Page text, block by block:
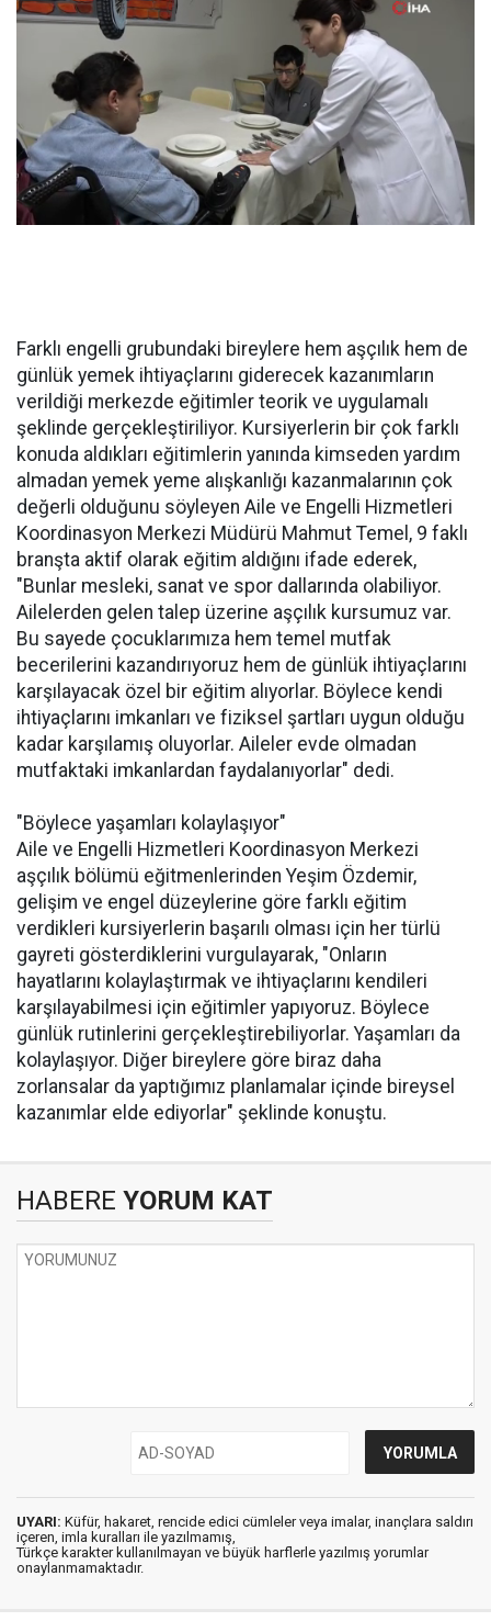
Farklı engelli grubundaki bireylere hem aşçılık hem de
günlük yemek ihtiyaçlarını giderecek kazanımların
verildiği merkezde eğitimler teorik ve uygulamalı
şeklinde gerçekleştiriliyor. Kursiyerlerin bir çok farklı
konuda aldıkları eğitimlerin yanında kimseden yardım
almadan yemek yeme alışkanlığı kazanmalarının çok
değerli olduğunu söyleyen Aile ve Engelli Hizmetleri
Koordinasyon Merkezi Müdürü Mahmut Temel, 9 faklı
branşta aktif olarak eğitim aldığını ifade ederek,
"Bunlar mesleki, sanat ve spor dallarında olabiliyor.
Ailelerden gelen talep üzerine aşçılık kursumuz var.
Bu sayede çocuklarımıza hem temel mutfak
becerilerini kazandırıyoruz hem de günlük ihtiyaçlarını
karşılayacak özel bir eğitim alıyorlar. Böylece kendi
ihtiyaçlarını imkanları ve fiziksel şartları uygun olduğu
kadar karşılamış oluyorlar. Aileler evde olmadan
mutfaktaki imkanlardan faydalanıyorlar" dedi.
"Böylece yaşamları kolaylaşıyor"
Aile ve Engelli Hizmetleri Koordinasyon Merkezi
aşçılık bölümü eğitmenlerinden Yeşim Özdemir,
gelişim ve engel düzeylerine göre farklı eğitim
verdikleri kursiyerlerin başarılı olması için her türlü
gayreti gösterdiklerini vurgulayarak, "Onların
hayatlarını kolaylaştırmak ve ihtiyaçlarını kendileri
karşılayabilmesi için eğitimler yapıyoruz. Böylece
günlük rutinlerini gerçekleştirebiliyorlar. Yaşamları da
kolaylaşıyor. Diğer bireylere göre biraz daha
zorlansalar da yaptığımız planlamalar içinde bireysel
kazanımlar elde ediyorlar" şeklinde konuştu.
HABERE YORUM KAT
UYARI: Küfür, hakaret, rencide edici cümleler veya imalar, inançlara saldırı
içeren, imla kuralları ile yazılmamış,
Türkçe karakter kullanılmayan ve büyük harflerle yazılmış yorumlar
onaylanmamaktadır.